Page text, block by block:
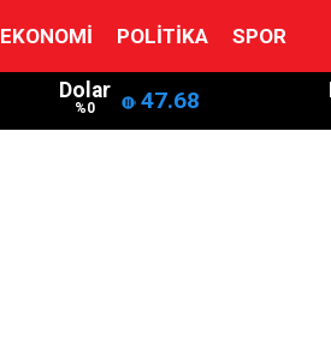
EKONOMI POLITIKA SPOR
Dolar
%0 47.68